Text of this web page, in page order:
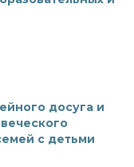
досуга и
с детьми